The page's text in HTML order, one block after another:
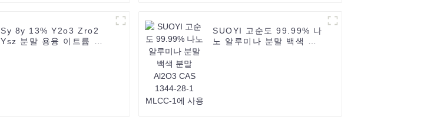
Sy 8y 13% Y2o3 Zro2
Ysz 분말 용융 이트륨 안
SUOYI 고순도 99.99% 나
노 알루미나 분말 백색 분